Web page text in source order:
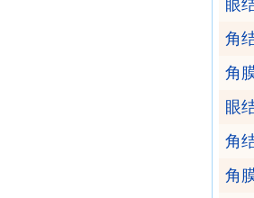
眼
角
角
眼
角
角